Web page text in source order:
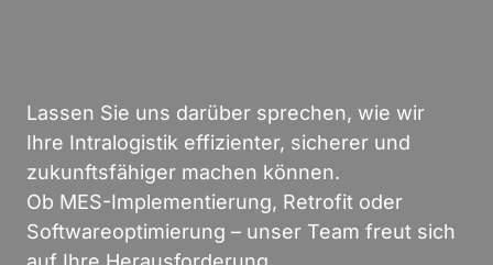
Lassen Sie uns darüber sprechen, wie wir
Ihre Intralogistik effizienter, sicherer und
zukunftsfähiger machen können.
Ob MES-Implementierung, Retrofit oder
Softwareoptimierung – unser Team freut sich